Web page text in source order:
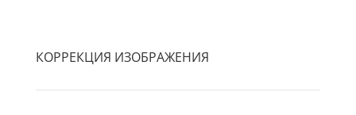
КОРРЕКЦИЯ ИЗОБРАЖЕНИЯ